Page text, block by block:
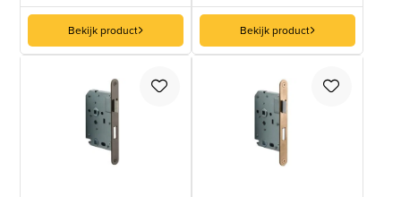
Bekijk product Bekijk product